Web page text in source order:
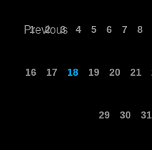
Previous
1 2 3 4 5 6 7 8
16 17 18 19 20 21
29 30 31